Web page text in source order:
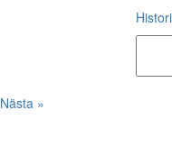
Nästa »